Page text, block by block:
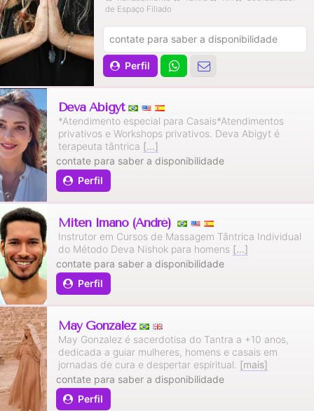
de Espaço Filiado
Perfil
contate para saber a disponibilidade
Deva Abigyt
*Atendimento especial para Casais*Atendimentos
privativos e Workshops privativos. Deva Abigyt é
terapeuta tântrica [...]
Perfil
contate para saber a disponibilidade
Miten Imano (André)
Instrutor em Cursos de Massagem Tântrica Individual
do Método Deva Nishok para homens [...]
Perfil
contate para saber a disponibilidade
May Gonzalez
May Gonzalez é sacerdotisa do Tantra a +10 anos,
dedicada a guiar mulheres, homens e casais em
jornadas de cura e despertar espiritual. [mais]
Perfil
contate para saber a disponibilidade